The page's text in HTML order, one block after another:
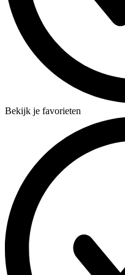
Bekijk je favorieten